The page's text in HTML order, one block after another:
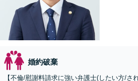
婚約破棄
【不倫/慰謝料請求に強い弁護士(したい方/さ